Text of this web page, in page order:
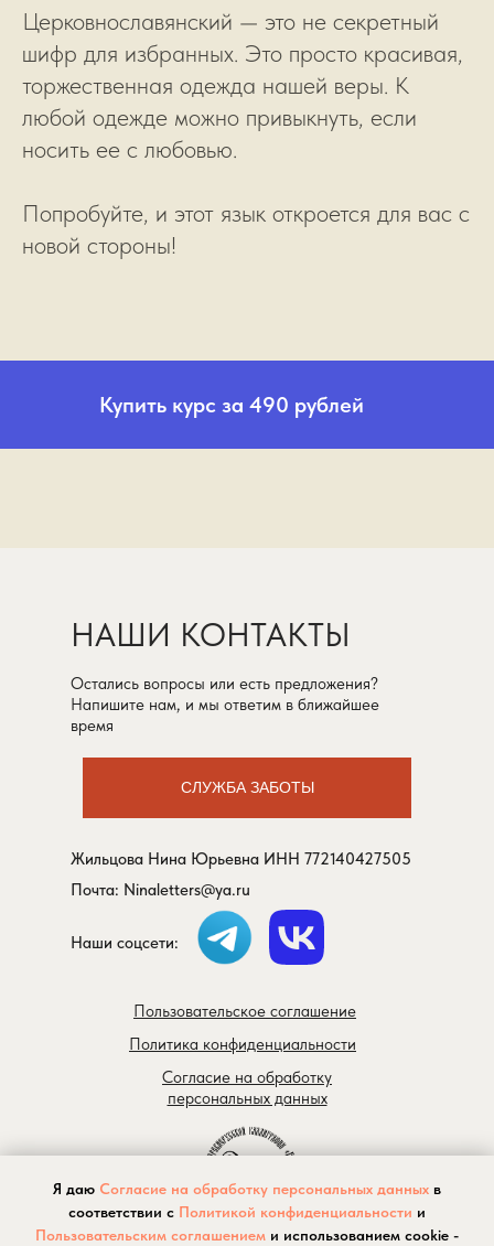
Церковнославянский — это не секретный
шифр для избранных. Это просто красивая,
торжественная одежда нашей веры. К
любой одежде можно привыкнуть, если
носить ее с любовью.
Попробуйте, и этот язык откроется для вас с
новой стороны!
Купить курс за 490 рублей
Наши соцсети:
Жильцова Нина Юрьевна ИНН 772140427505
Почта: Ninaletters@ya.ru
НАШИ КОНТАКТЫ
Остались вопросы или есть предложения?
Напишите нам, и мы ответим в ближайшее
время
Пользовательское соглашение
Согласие на обработку
персональных данных
Политика конфиденциальности
СЛУЖБА ЗАБОТЫ
Я даю Согласие на обработку персональных данных в
соответствии с Политикой конфиденциальности и
Пользовательским соглашением и использованием cookie -